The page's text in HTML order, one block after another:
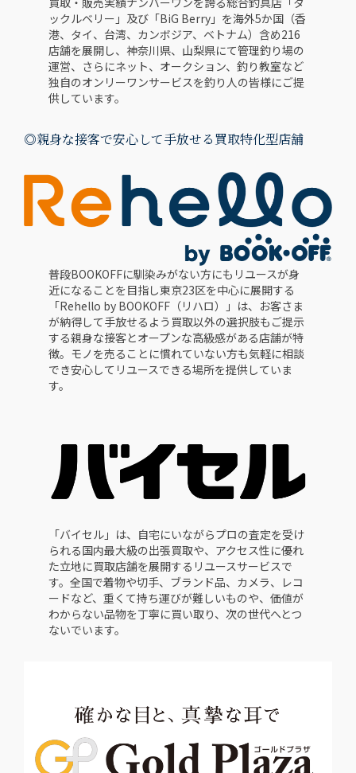
ックルベリー」及び「BiG Berry」を海外5か国（香
港、タイ、台湾、カンボジア、ベトナム）含め216
店舗を展開し、神奈川県、山梨県にて管理釣り場の
運営、さらにネット、オークション、釣り教室など
独自のオンリーワンサービスを釣り人の皆様にご提
供しています。
◎親身な接客で安心して手放せる買取特化型店舗
普段BOOKOFFに馴染みがない方にもリユースが身
近になることを目指し東京23区を中心に展開する
「Rehello by BOOKOFF（リハロ）」は、お客さま
が納得して手放せるよう買取以外の選択肢もご提示
する親身な接客とオープンな高級感がある店舗が特
徴。モノを売ることに慣れていない方も気軽に相談
でき安心してリユースできる場所を提供していま
す。
「バイセル」は、自宅にいながらプロの査定を受け
られる国内最大級の出張買取や、アクセス性に優れ
た立地に買取店舗を展開するリユースサービスで
す。全国で着物や切手、ブランド品、カメラ、レコ
ードなど、重くて持ち運びが難しいものや、価値が
わからない品物を丁寧に買い取り、次の世代へとつ
ないでいます。